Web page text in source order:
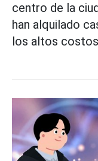
centro de la
han alquilado
los altos